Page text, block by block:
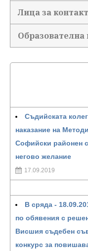
Лица за
Съдийската
наказание на
Софийски районен
негово желание
17.09.2019
В сряда -
по обявения с
Висшия съдебен
конкурс за